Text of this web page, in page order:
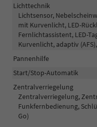
Lichttechnik
Lichtsensor,
mit Kurvenlicht, LED-
Fernlichtassistent, LED-
Kurvenlicht, adaptiv
Pannenhilfe
Start/Stop-Automatik
Zentralverriegelung
Zentralverriegelung,
Funkfernbedienung,
Go)